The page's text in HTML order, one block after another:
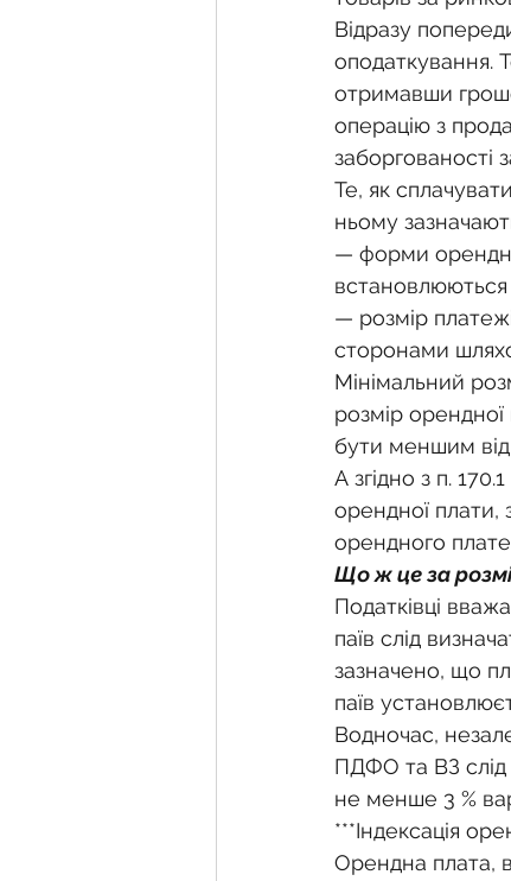
Відразу
оподаткування.
отримавши
операцію з
заборгованості
Те, як
ньому
— форми
встановлюються
— розмір
сторонами
Мінімальний
розмір
бути меншим
А згідно з п.
орендної плати,
орендного
Що ж це за
Податківці
паїв слід
зазначено, що
паїв
Водночас,
ПДФО та ВЗ слід
не менше 3 %
***Індексація
Орендна плата,